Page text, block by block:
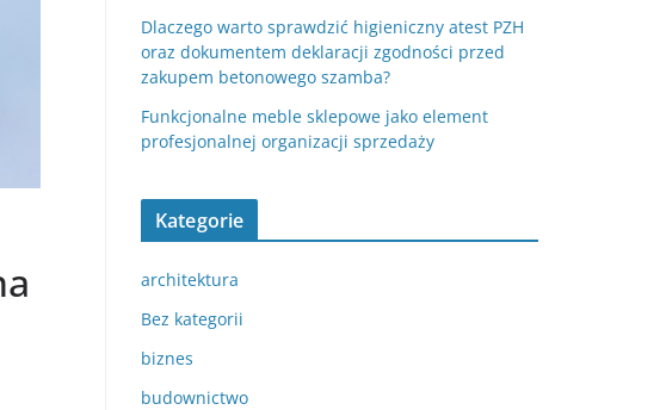
Dlaczego warto sprawdzić higieniczny atest PZH
oraz dokumentem deklaracji zgodności przed
zakupem betonowego szamba?
Funkcjonalne meble sklepowe jako element
profesjonalnej organizacji sprzedaży
Kategorie
architektura
Bez kategorii
biznes
budownictwo